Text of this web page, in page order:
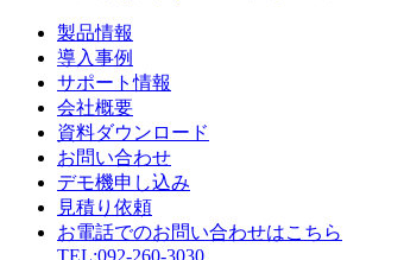
製品情報
導入事例
サポート情報
会社概要
資料ダウンロード
お問い合わせ
デモ機申し込み
見積り依頼
お電話でのお問い合わせはこちら
TEL:092-260-3030